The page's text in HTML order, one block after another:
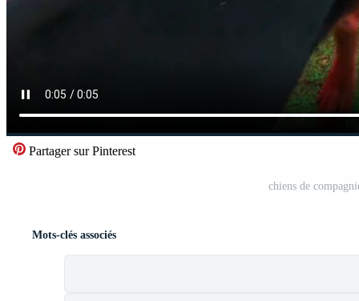
Partager sur Pinterest
chiens de
Mots-clés associés